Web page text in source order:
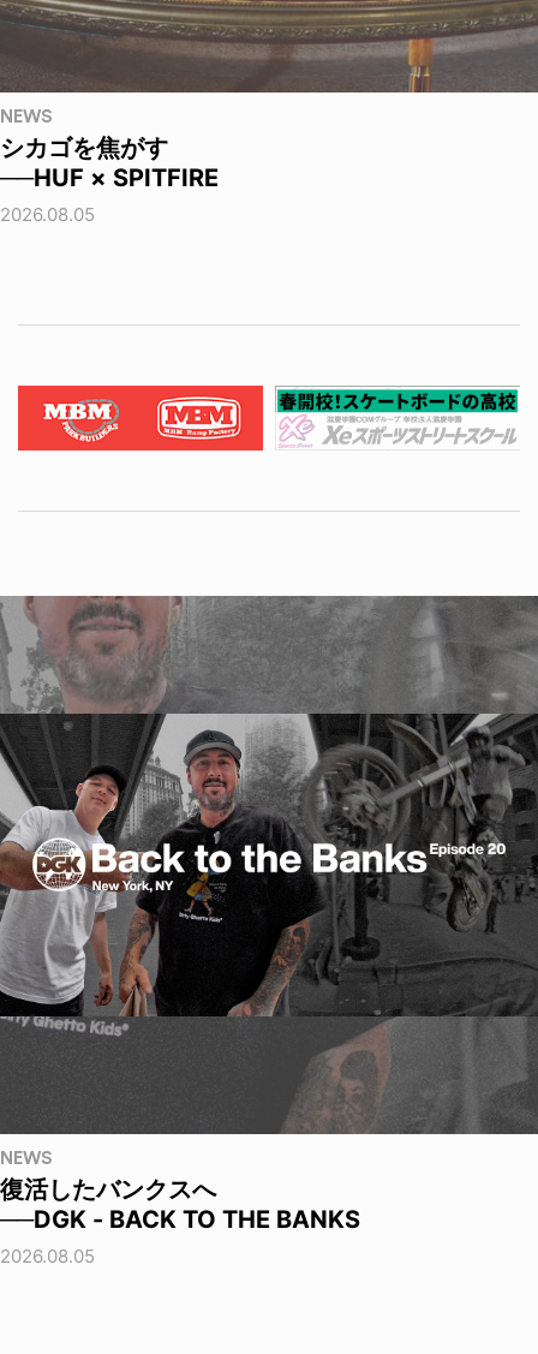
NEWS
シカゴを焦がす
──HUF × SPITFIRE
2026.08.05
NEWS
復活したバンクスへ
──DGK - BACK TO THE BANKS
2026.08.05